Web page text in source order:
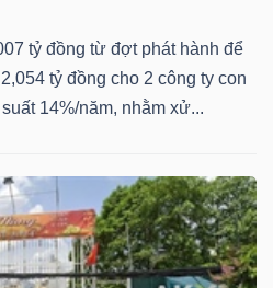
tỷ đồng từ đợt phát hành để
tỷ đồng cho 2 công ty con
14%/năm, nhằm xử...